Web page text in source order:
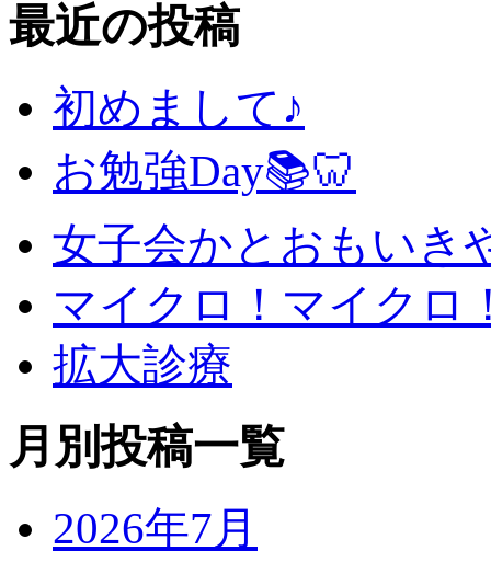
最近の投稿
初めまして♪
お勉強Day📚🦷
女子会かとおもい
マイクロ！マイクロ
拡大診療
月別投稿一覧
2026年7月